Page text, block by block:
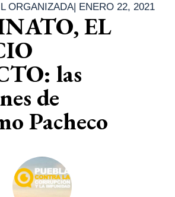
ORGANIZADA| ENERO 22, 2021
EL
las
de
Pacheco